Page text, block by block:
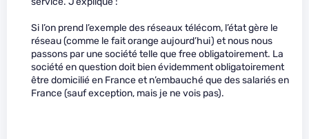
Si l’on prend l’exemple des réseaux télécom, l’état gère le
réseau (comme le fait orange aujourd’hui) et nous nous
passons par une société telle que free obligatoirement. La
société en question doit bien évidemment obligatoirement
être domicilié en France et n’embauché que des salariés en
France (sauf exception, mais je ne vois pas).